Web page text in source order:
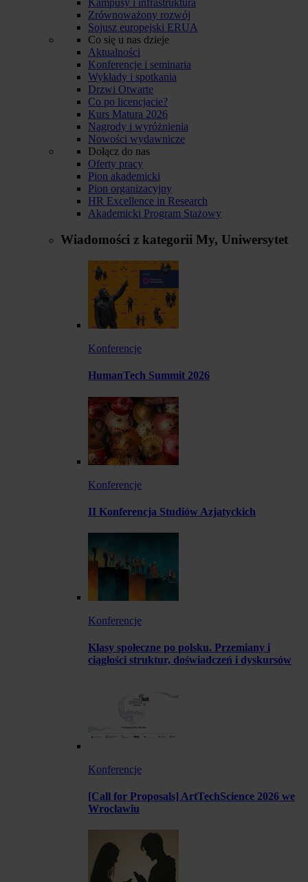
Zrównoważony rozwój
Sojusz europejski ERUA
Co się u nas dzieje
Aktualności
Konferencje i seminaria
Wykłady i spotkania
Drzwi Otwarte
Co po licencjacie?
Kurs Matura 2026
Nagrody i wyróżnienia
Nowości wydawnicze
Dołącz do nas
Oferty pracy
Pion akademicki
Pion organizacyjny
HR Excellence in Research
Akademicki Program Stażowy
Wiadomości z kategorii My, Uniwersytet
Konferencje
HumanTech Summit 2026
Konferencje
II Konferencja Studiów Azjatyckich
Konferencje
Klasy społeczne po polsku. Przemiany i
ciągłości struktur, doświadczeń i dyskursów
Konferencje
[Call for Proposals] ArtTechScience 2026 we
Wrocławiu